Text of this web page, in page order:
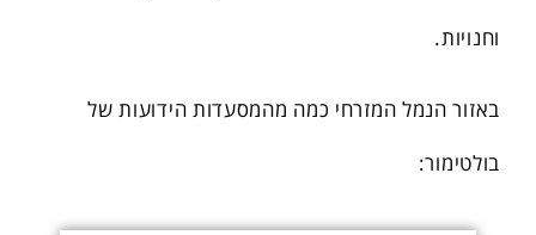
וחנויות.
באזור הנמל המזרחי כמה מהמסעדות הידועות של
בולטימור: